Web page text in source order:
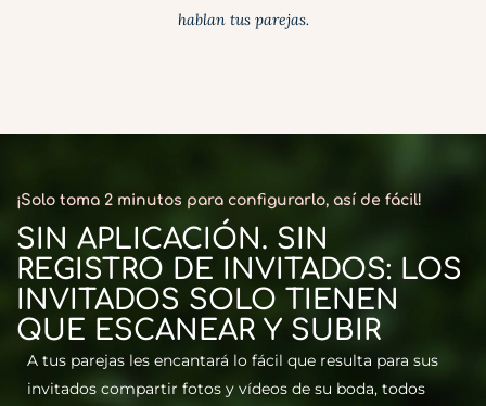
hablan tus parejas.
¡Solo toma 2 minutos para configurarlo, así de fácil!
SIN APLICACIÓN. SIN
REGISTRO DE INVITADOS: LOS
INVITADOS SOLO TIENEN
QUE ESCANEAR Y SUBIR
A tus parejas les encantará lo fácil que resulta para sus
invitados compartir fotos y vídeos de su boda, todos